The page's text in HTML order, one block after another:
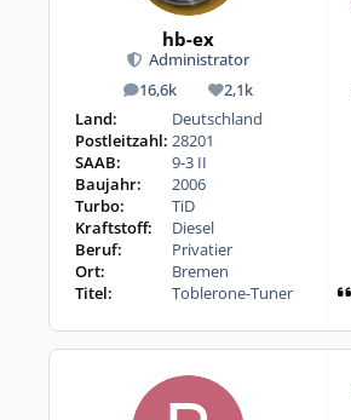
hb-ex
Administrator
16,6k
Beiträge 2,1k
Reputation
Land:
Deutschland
Postleitzahl: 28201
SAAB:
9-3 II
Baujahr:
2006
Turbo:
TiD
Kraftstoff:
Diesel
Beruf:
Privatier
Ort:
Bremen
Titel:
Toblerone-Tuner